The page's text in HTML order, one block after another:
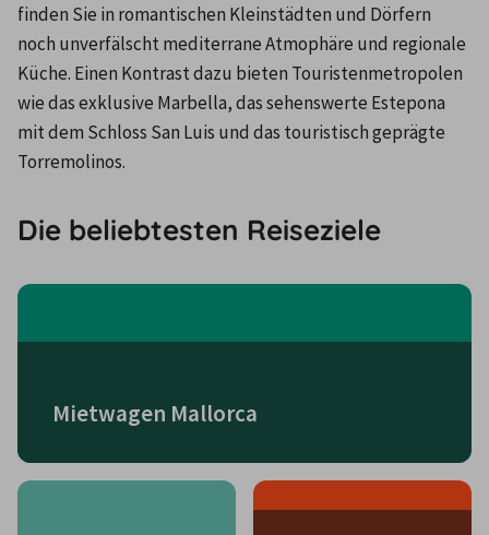
finden Sie in romantischen Kleinstädten und Dörfern
noch unverfälscht mediterrane Atmophäre und regionale
Küche. Einen Kontrast dazu bieten Touristenmetropolen
wie das exklusive Marbella, das sehenswerte Estepona
mit dem Schloss San Luis und das touristisch geprägte
Torremolinos.
Die beliebtesten Reiseziele
Mietwagen Mallorca